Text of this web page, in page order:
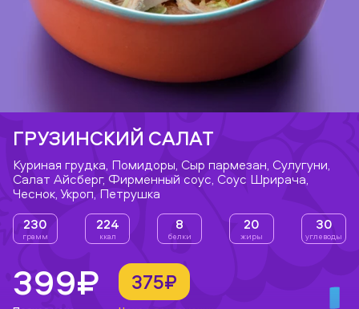
ГРУЗИНСКИЙ САЛАТ
Куриная грудка, Помидоры, Сыр пармезан, Сулугуни,
Салат Айсберг, Фирменный соус, Соус Шрирача,
Чеснок, Укроп, Петрушка
230
грамм
224
ккал
8
белки
20
жиры
30
углеводы
399₽ 375₽